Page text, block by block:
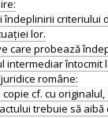
îndeplinirii
lor.
care probează
intermediar
române:
cf. cu
trebuie să